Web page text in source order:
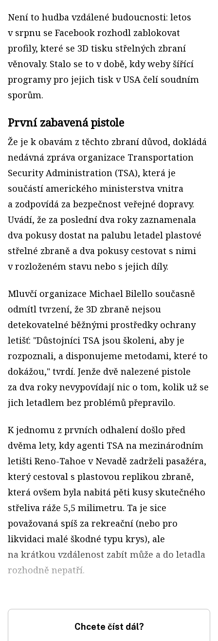
Není to hudba vzdálené budoucnosti: letos
v srpnu se Facebook rozhodl zablokovat
profily, které se 3D tisku střelných zbraní
věnovaly. Stalo se to v době, kdy weby šířící
programy pro jejich tisk v USA čelí soudním
sporům.
První zabavená pistole
Že je k obavám z těchto zbraní důvod, dokládá
nedávná zpráva organizace Transportation
Security Administration (TSA), která je
součástí amerického ministerstva vnitra
a zodpovídá za bezpečnost veřejné dopravy.
Uvádí, že za poslední dva roky zaznamenala
dva pokusy dostat na palubu letadel plastové
střelné zbraně a dva pokusy cestovat s nimi
v rozloženém stavu nebo s jejich díly.
Mluvčí organizace Michael Bilello současně
odmítl tvrzení, že 3D zbraně nejsou
detekovatelné běžnými prostředky ochrany
letišť: "Důstojníci TSA jsou školeni, aby je
rozpoznali, a disponujeme metodami, které to
dokážou," tvrdí. Jenže dvě nalezené pistole
za dva roky nevypovídají nic o tom, kolik už se
jich letadlem bez problémů přepravilo.
K jednomu z prvních odhalení došlo před
dvěma lety, kdy agenti TSA na mezinárodním
letišti Reno-Tahoe v Nevadě zadrželi pasažéra,
který cestoval s plastovou replikou zbraně,
která ovšem byla nabitá pěti kusy skutečného
střeliva ráže 5,5 milimetru. Ta je sice
považovaná spíš za rekreační (nebo pro
likvidaci malé škodné typu krys), ale
na krátkou vzdálenost zabít může a do letadla
rozhodně nepatří.
Chcete číst dál?